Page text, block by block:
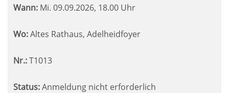
Wann: Mi. 09.09.2026, 18.00 Uhr
Wo:Altes Rathaus, Adelheidfoyer
Nr.:T1013
Status:Anmeldung nicht erforderlich